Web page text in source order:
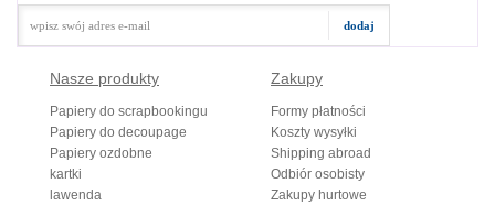
Nasze produkty
Papiery do scrapbookingu
Papiery do decoupage
Papiery ozdobne
kartki
lawenda
Zakupy
Formy płatności
Koszty wysyłki
Shipping abroad
Odbiór osobisty
Zakupy hurtowe